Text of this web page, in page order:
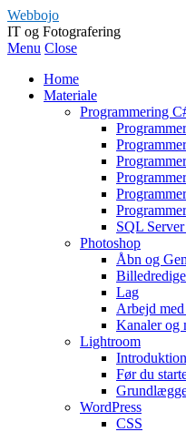
Webbojo
IT og Fotografering
Menu Close
Home
Materiale
Programmering
SQL
Photoshop
Åbn og
Lag
Arbejd
Kanaler og
Lightroom
Introduktion
Før du
WordPress
CSS